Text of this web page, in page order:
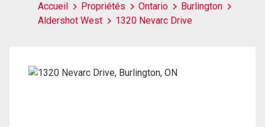
Accueil Propriétés Ontario
Burlington
Aldershot West
1320 Nevarc Drive